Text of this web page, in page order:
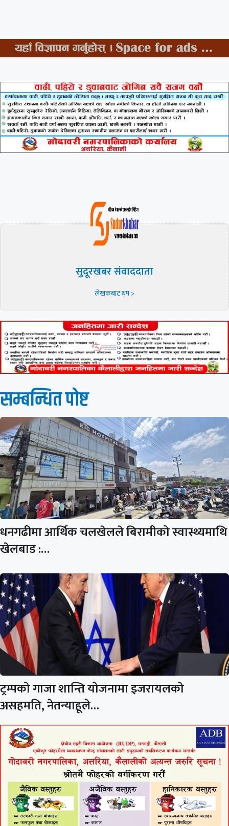
सुदूरखबर संवाददाता
लेखकबाट थप >
सम्बन्धित पाेष्ट
धनगढीमा आर्थिक चलखेलले बिरामीको स्वास्थ्यमाथि
खेलबाड :…
ट्रम्पको गाजा शान्ति योजनामा इजरायलको
असहमति, नेतन्याहूले…